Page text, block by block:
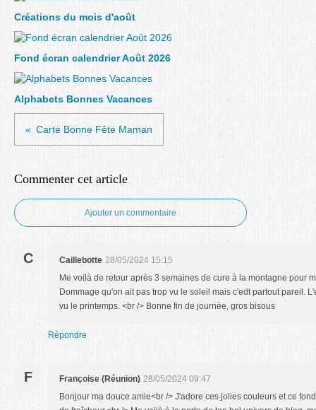
Créations du mois d'août
Fond écran calendrier Août 2026
Alphabets Bonnes Vacances
Carte Bonne Fête Maman
Commenter cet article
Ajouter un commentaire
C Caillebotte 28/05/2024 15:15
Me voilà de retour après 3 semaines de cure à la montagne pour
Dommage qu'on ait pas trop vu le soleil mais c'edt partout pareil.
vu le printemps. <br /> Bonne fin de journée, gros bisous
Répondre
F Françoise (Réunion) 28/05/2024 09:47
Bonjour ma douce amie<br /> J'adore ces jolies couleurs et ce